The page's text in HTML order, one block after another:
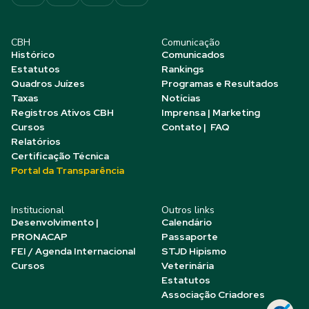
CBH
Histórico
Estatutos
Quadros Juízes
Taxas
Registros Ativos CBH
Cursos
Relatórios
Certificação Técnica
Portal da Transparência
Comunicação
Comunicados
Rankings
Programas e Resultados
Notícias
Imprensa | Marketing
Contato | FAQ
Institucional
Desenvolvimento |
PRONACAP
FEI / Agenda Internacional
Cursos
Outros links
Calendário
Passaporte
STJD Hipismo
Veterinária
Estatutos
Associação Criadores